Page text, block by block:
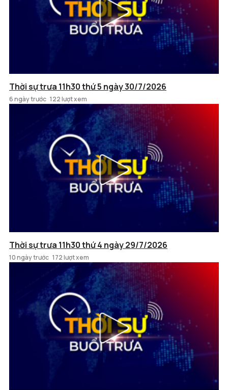
Thời sự trưa 11h30 thứ 5 ngày 30/7/2026
6 ngày trước 122 lượt xem
Thời sự trưa 11h30 thứ 4 ngày 29/7/2026
10 ngày trước 172 lượt xem